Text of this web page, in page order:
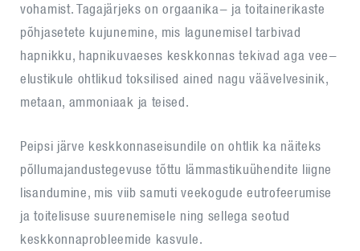
vohamist. Tagajärjeks on orgaanika- ja toitainerikaste
põhjasetete kujunemine, mis lagunemisel tarbivad
hapnikku, hapnikuvaeses keskkonnas tekivad aga vee-
elustikule ohtlikud toksilised ained nagu väävelvesinik,
metaan, ammoniaak ja teised.
Peipsi järve keskkonnaseisundile on ohtlik ka näiteks
põllumajandustegevuse tõttu lämmastikuühendite liigne
lisandumine, mis viib samuti veekogude eutrofeerumise
ja toitelisuse suurenemisele ning sellega seotud
keskkonnaprobleemide kasvule.